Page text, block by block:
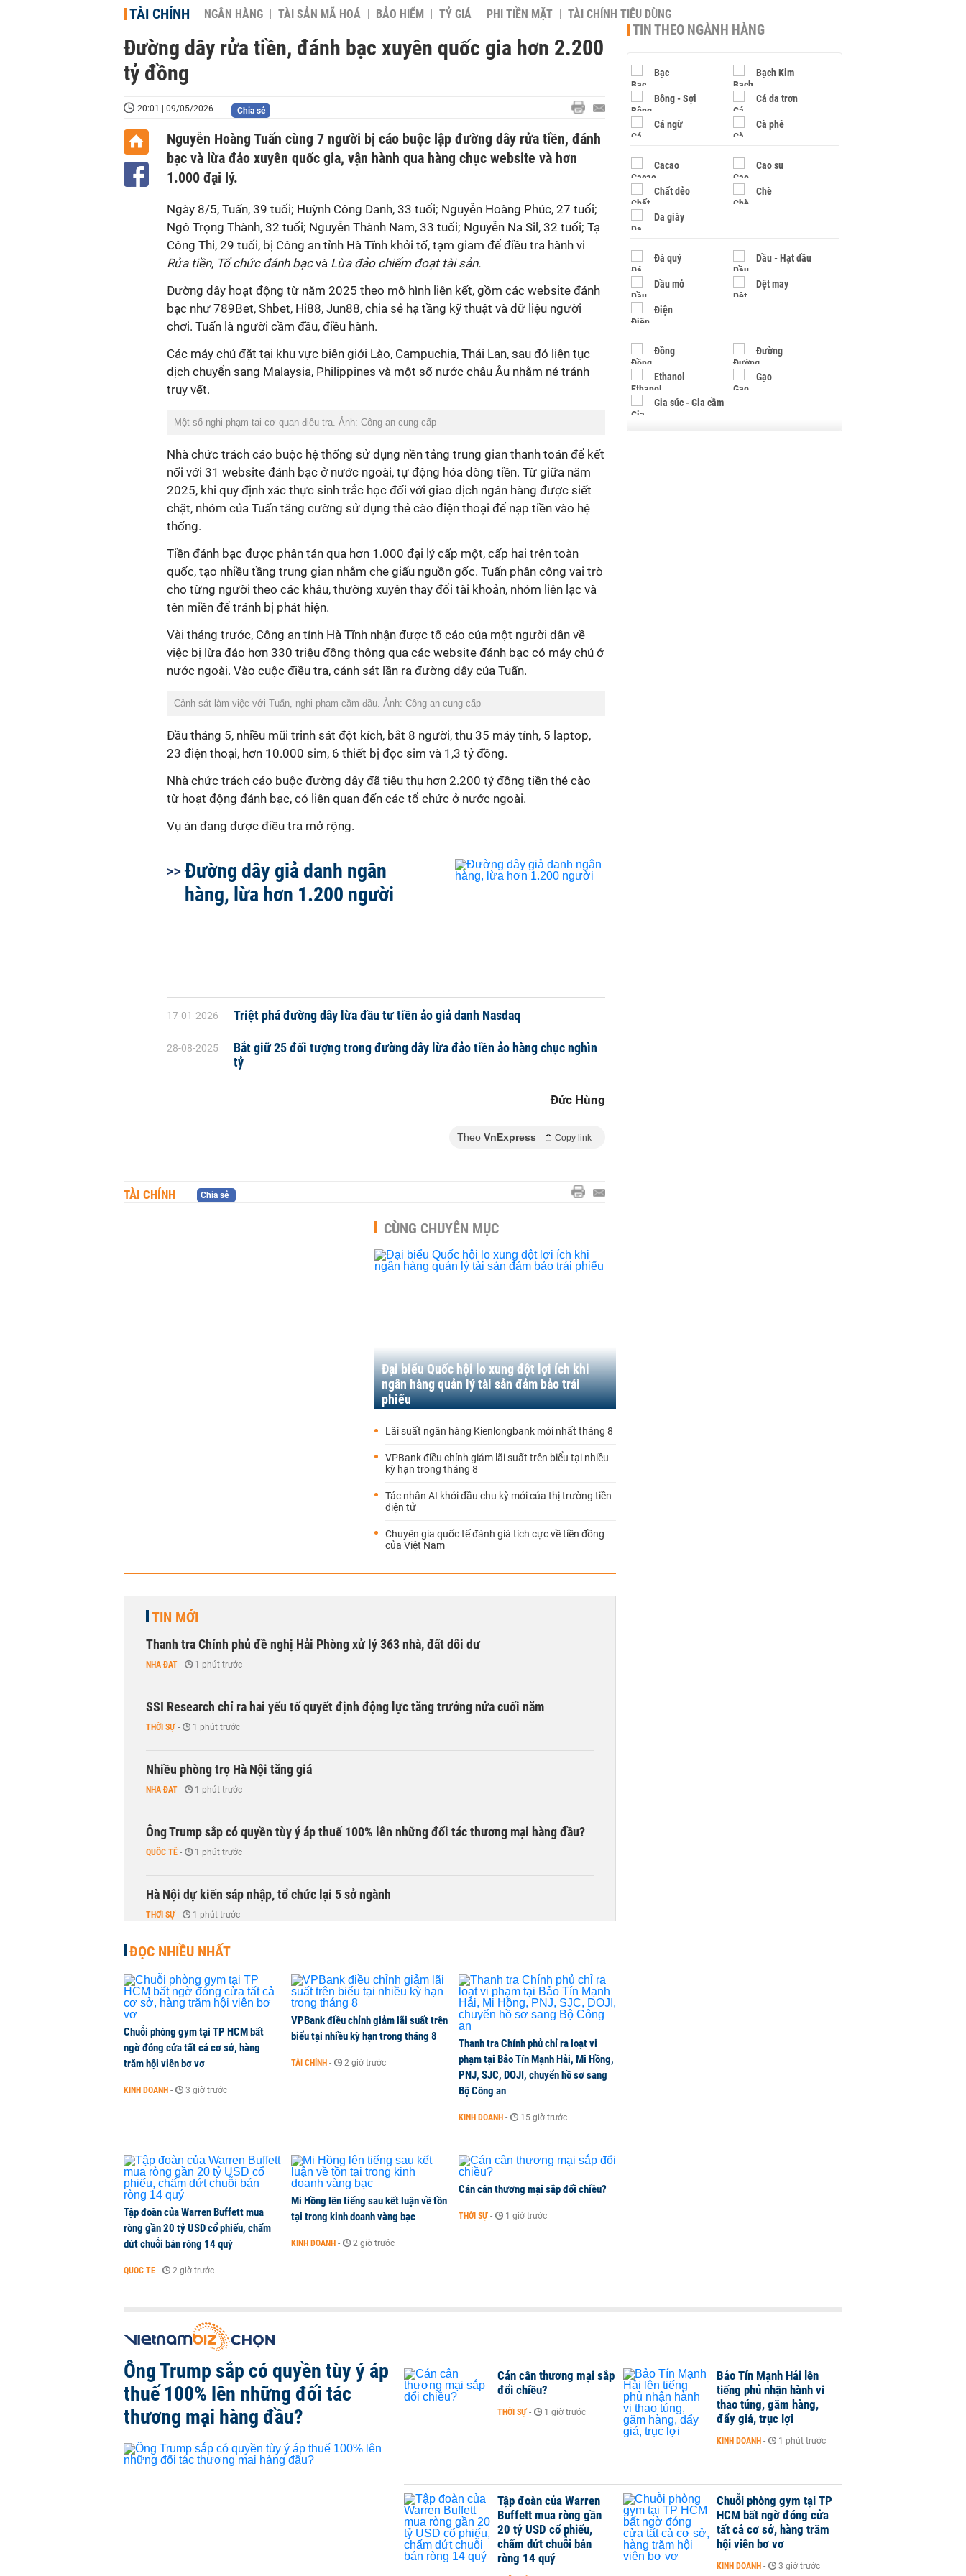
TÀI CHÍNH NGÂN HÀNG TÀI SẢN MÃ HOÁ BẢO HIỂM TỶ GIÁ PHI TIỀN MẶT TÀI CHÍNH TIÊU DÙNG
Đường dây rửa tiền, đánh bạc xuyên quốc gia hơn 2.200
tỷ đồng
20:01 | 09/05/2026 Chia sẻ
Nguyễn Hoàng Tuấn cùng 7 người bị cáo buộc lập đường dây rửa tiền, đánh
bạc và lừa đảo xuyên quốc gia, vận hành qua hàng chục website và hơn
1.000 đại lý.
Ngày 8/5, Tuấn, 39 tuổi; Huỳnh Công Danh, 33 tuổi; Nguyễn Hoàng Phúc, 27 tuổi;
Ngô Trọng Thành, 32 tuổi; Nguyễn Thành Nam, 33 tuổi; Nguyễn Na Sil, 32 tuổi; Tạ
Công Thi, 29 tuổi, bị Công an tỉnh Hà Tĩnh khởi tố, tạm giam để điều tra hành vi
Rửa tiền, Tổ chức đánh bạcvà Lừa đảo chiếm đoạt tài sản.
Đường dây hoạt động từ năm 2025 theo mô hình liên kết, gồm các website đánh
bạc như 789Bet, Shbet, Hi88, Jun88, chia sẻ hạ tầng kỹ thuật và dữ liệu người
chơi. Tuấn là người cầm đầu, điều hành.
Các máy chủ đặt tại khu vực biên giới Lào, Campuchia, Thái Lan, sau đó liên tục
dịch chuyển sang Malaysia, Philippines và một số nước châu Âu nhằm né tránh
truy vết.
Một số nghi phạm tại cơ quan điều tra. Ảnh: Công an cung cấp
Nhà chức trách cáo buộc hệ thống sử dụng nền tảng trung gian thanh toán để kết
nối với 31 website đánh bạc ở nước ngoài, tự động hóa dòng tiền. Từ giữa năm
2025, khi quy định xác thực sinh trắc học đối với giao dịch ngân hàng được siết
chặt, nhóm của Tuấn tăng cường sử dụng thẻ cào điện thoại để nạp tiền vào hệ
thống.
Tiền đánh bạc được phân tán qua hơn 1.000 đại lý cấp một, cấp hai trên toàn
quốc, tạo nhiều tầng trung gian nhằm che giấu nguồn gốc. Tuấn phân công vai trò
cho từng người theo các khâu, thường xuyên thay đổi tài khoản, nhóm liên lạc và
tên miền để tránh bị phát hiện.
Vài tháng trước, Công an tỉnh Hà Tĩnh nhận được tố cáo của một người dân về
việc bị lừa đảo hơn 330 triệu đồng thông qua các website đánh bạc có máy chủ ở
nước ngoài. Vào cuộc điều tra, cảnh sát lần ra đường dây của Tuấn.
Cảnh sát làm việc với Tuấn, nghi phạm cầm đầu. Ảnh: Công an cung cấp
Đầu tháng 5, nhiều mũi trinh sát đột kích, bắt 8 người, thu 35 máy tính, 5 laptop,
23 điện thoại, hơn 10.000 sim, 6 thiết bị đọc sim và 1,3 tỷ đồng.
Nhà chức trách cáo buộc đường dây đã tiêu thụ hơn 2.200 tỷ đồng tiền thẻ cào
từ hoạt động đánh bạc, có liên quan đến các tổ chức ở nước ngoài.
Vụ án đang được điều tra mở rộng.
Đường dây giả danh ngân
hàng, lừa hơn 1.200 người
17-01-2026 Triệt phá đường dây lừa đầu tư tiền ảo giả danh Nasdaq
28-08-2025
Bắt giữ 25 đối tượng trong đường dây lừa đảo tiền ảo hàng chục nghìn
tỷ
Đức Hùng
Theo VnExpress Copy link
TÀI CHÍNH Chia sẻ
CÙNG CHUYÊN MỤC
Đại biểu Quốc hội lo xung đột lợi ích khi
ngân hàng quản lý tài sản đảm bảo trái
phiếu
Lãi suất ngân hàng Kienlongbank mới nhất tháng 8
VPBank điều chỉnh giảm lãi suất trên biểu tại nhiều
kỳ hạn trong tháng 8
Tác nhân AI khởi đầu chu kỳ mới của thị trường tiền
điện tử
Chuyên gia quốc tế đánh giá tích cực về tiền đồng
của Việt Nam
TIN MỚI
Thanh tra Chính phủ đề nghị Hải Phòng xử lý 363 nhà, đất dôi dư
NHÀ ĐẤT - 1 phút trước
SSI Research chỉ ra hai yếu tố quyết định động lực tăng trưởng nửa cuối năm
THỜI SỰ - 1 phút trước
Nhiều phòng trọ Hà Nội tăng giá
NHÀ ĐẤT - 1 phút trước
Ông Trump sắp có quyền tùy ý áp thuế 100% lên những đối tác thương mại hàng đầu?
QUỐC TẾ - 1 phút trước
Hà Nội dự kiến sáp nhập, tổ chức lại 5 sở ngành
THỜI SỰ - 1 phút trước
PNJ công bố thông tin bất thường liên quan đến vấn đề nộp thuế
KINH DOANH - 1 phút trước
Vận tải biển toàn cầu tăng mạnh bất chấp căng thẳng địa chính trị
QUỐC TẾ - 1 phút trước
Việt Nam là điểm đến hấp dẫn với doanh nghiệp bán dẫn hàng đầu của Mỹ
ĐỌC NHIỀU NHẤT
Chuỗi phòng gym tại TP HCM bất
ngờ đóng cửa tất cả cơ sở, hàng
trăm hội viên bơ vơ
KINH DOANH - 3 giờ trước
VPBank điều chỉnh giảm lãi suất trên
biểu tại nhiều kỳ hạn trong tháng 8
TÀI CHÍNH - 2 giờ trước
Thanh tra Chính phủ chỉ ra loạt vi
phạm tại Bảo Tín Mạnh Hải, Mi Hồng,
PNJ, SJC, DOJI, chuyển hồ sơ sang
Bộ Công an
KINH DOANH - 15 giờ trước
Tập đoàn của Warren Buffett mua
ròng gần 20 tỷ USD cổ phiếu, chấm
dứt chuỗi bán ròng 14 quý
QUỐC TẾ - 2 giờ trước
Mi Hồng lên tiếng sau kết luận về tồn
tại trong kinh doanh vàng bạc
KINH DOANH - 2 giờ trước
Cán cân thương mại sắp đổi chiều?
THỜI SỰ - 1 giờ trước
TIN THEO NGÀNH HÀNG
Bạc Bạch Kim
Bông - Sợi Cá da trơn
Cá ngừ Cà phê
Cacao Cao su
Chất dẻo Chè
Da giày
Đá quý Dầu - Hạt dầu
Dầu mỏ Dệt may
Điện
Đồng Đường
Ethanol Gạo
Gia súc - Gia cầm
Ông Trump sắp có quyền tùy ý áp
thuế 100% lên những đối tác
thương mại hàng đầu?
Cán cân thương mại sắp
đổi chiều?
THỜI SỰ - 1 giờ trước
Bảo Tín Mạnh Hải lên
tiếng phủ nhận hành vi
thao túng, găm hàng,
đẩy giá, trục lợi
KINH DOANH - 1 phút trước
Tập đoàn của Warren
Buffett mua ròng gần
20 tỷ USD cổ phiếu,
chấm dứt chuỗi bán
ròng 14 quý
Chuỗi phòng gym tại TP
HCM bất ngờ đóng cửa
tất cả cơ sở, hàng trăm
hội viên bơ vơ
KINH DOANH - 3 giờ trước